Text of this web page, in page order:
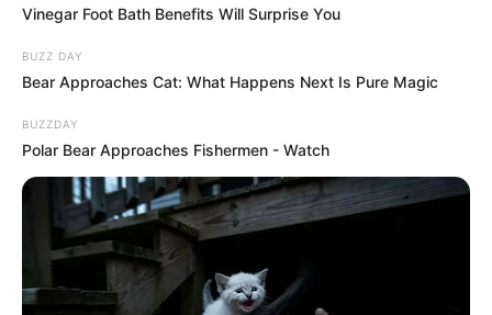
Vinegar Foot Bath Benefits Will Surprise You
BUZZ DAY
Bear Approaches Cat: What Happens Next Is Pure Magic
BUZZDAY
Polar Bear Approaches Fishermen - Watch